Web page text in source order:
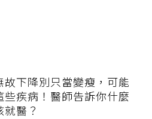
故下降別只當變瘦，可能
些疾病！醫師告訴你什麼
醫？